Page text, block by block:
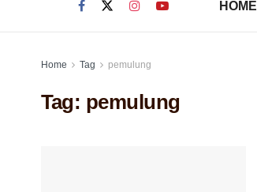
HOME
Home Tag pemulung
Tag: pemulung